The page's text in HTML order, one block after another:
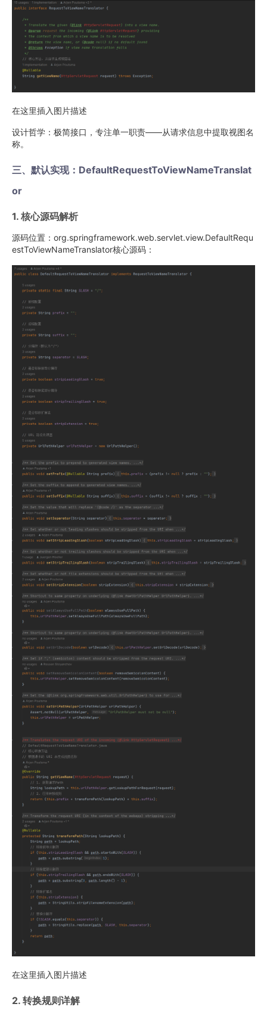
在这里插入图片描述
设计哲学：极简接口，专注单一职责——从请求信息中提取视图名
称。
三、默认实现：DefaultRequestToViewNameTranslat
or
1. 核心源码解析
源码位置：org.springframework.web.servlet.view.DefaultRequ
estToViewNameTranslator核心源码：
在这里插入图片描述
2. 转换规则详解